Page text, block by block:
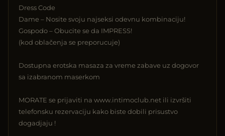
Dress Code
Dame – Nosite svoju najseksi odevnu kombinaciju!
Gospodo – Obucite se da IMPRESS!
(kod oblačenja se preporucuje)
Dostupna erotska masaza za vreme zabave uz dogovor
sa izabranom maserkom
MORATE se prijaviti na www.intimoclub.net ili izvršiti
telefonsku rezervaciju kako biste dobili prisustvo
dogadjaju !